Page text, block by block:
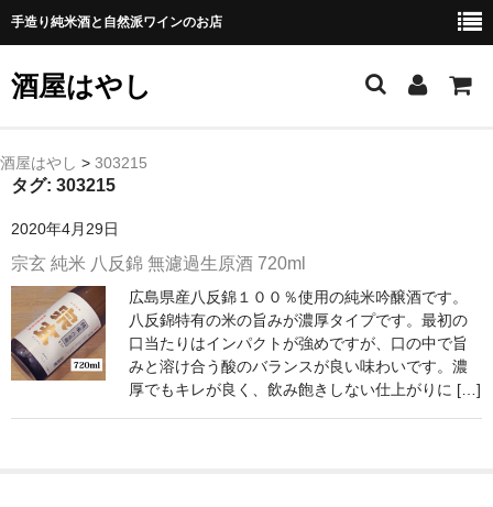
手造り純米酒と自然派ワインのお店
酒屋はやし
ホーム
純 米 酒
よえもん 川村酒造店（岩手県花巻市）
田从･月下の舞 舞鶴酒造（秋田県横手市）
綿屋 金の井酒造（宮城県栗原市）
酒屋はやし > 303215
タグ: 303215
2020年4月29日
宗玄 純米 八反錦 無濾過生原酒 720ml
広島県産八反錦１００％使用の純米吟醸酒です。
八反錦特有の米の旨みが濃厚タイプです。最初の
口当たりはインパクトが強めですが、口の中で旨
みと溶け合う酸のバランスが良い味わいです。濃
厚でもキレが良く、飲み飽きしない仕上がりに […]